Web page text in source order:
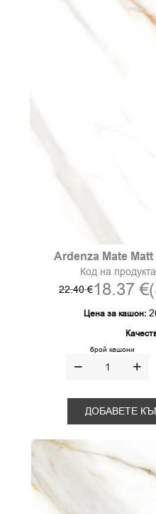
Ardenza Mate Matt
Код на
22.40 €18.37 €
Цена за кашон:
брой кашони
ДОБАВЕТЕ